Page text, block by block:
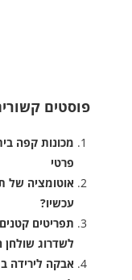
פוסטים
מכונות קפה
פרטי
אוטומציה של
עכשיו?
תפריטים
לשדרוג שולחן
אבקה לירידה